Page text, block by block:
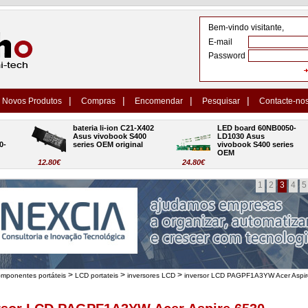
Bem-vindo visitante,
E-mail
Password
Novos Produtos | Compras | Encomendar | Pesquisar | Contacte-
12.80€
bateria li-ion C21-X402
Asus vivobook S400
series OEM original
24.80€
LED board 60NB0050-
LD1030 Asus
vivobook S400 series
OEM
1 2 3 4 5
portáteis > LCD portateis > inversores LCD > inversor LCD PAGPF1A3YW Acer